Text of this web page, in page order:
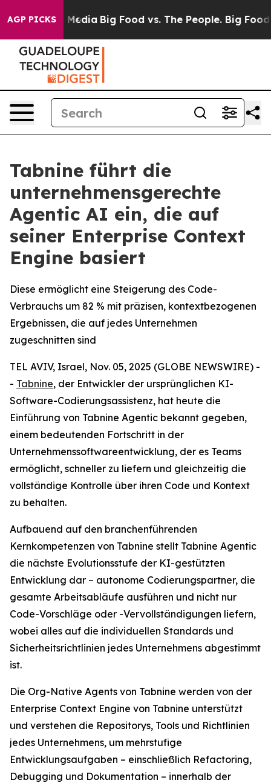
AGP PICKS
Media Big Food vs. The People. Big Food’s
Tabnine führt die
unternehmensgerechte
Agentic AI ein, die auf
seiner Enterprise Context
Engine basiert
Diese ermöglicht eine Steigerung des Code-
Verbrauchs um 82 % mit präzisen, kontextbezogenen
Ergebnissen, die auf jedes Unternehmen
zugeschnitten sind
TEL AVIV, Israel, Nov. 05, 2025 (GLOBE NEWSWIRE) -
- Tabnine, der Entwickler der ursprünglichen KI-
Software-Codierungsassistenz, hat heute die
Einführung von Tabnine Agentic bekannt gegeben,
einem bedeutenden Fortschritt in der
Unternehmenssoftwareentwicklung, der es Teams
ermöglicht, schneller zu liefern und gleichzeitig die
vollständige Kontrolle über ihren Code und Kontext
zu behalten.
Aufbauend auf den branchenführenden
Kernkompetenzen von Tabnine stellt Tabnine Agentic
die nächste Evolutionsstufe der KI-gestützten
Entwicklung dar – autonome Codierungspartner, die
gesamte Arbeitsabläufe ausführen und nicht nur
Code-Vorschläge oder -Vervollständigungen liefern,
wobei alles auf die individuellen Standards und
Sicherheitsrichtlinien jedes Unternehmens abgestimmt
ist.
Die Org-Native Agents von Tabnine werden von der
Enterprise Context Engine von Tabnine unterstützt
und verstehen die Repositorys, Tools und Richtlinien
jedes Unternehmens, um mehrstufige
Entwicklungsaufgaben – einschließlich Refactoring,
Debugging und Dokumentation – innerhalb der